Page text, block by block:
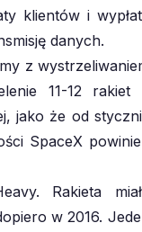
klientów i
danych.
z
11-12 rakiet
jako że od
SpaceX
Rakieta
w 2016.